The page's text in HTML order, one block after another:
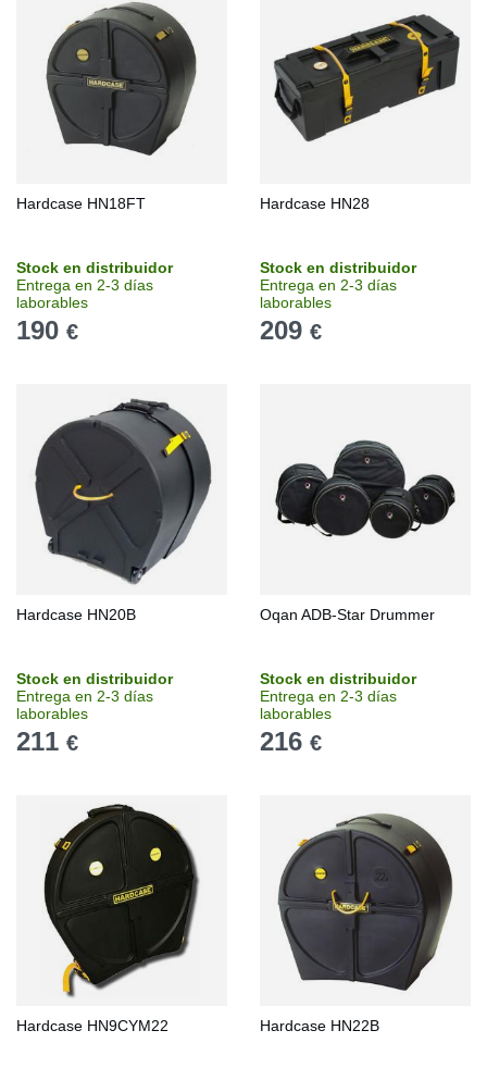
Hardcase HN18FT
Stock en distribuidor
Entrega en 2-3 días
laborables
190 €
Hardcase HN28
Stock en distribuidor
Entrega en 2-3 días
laborables
209 €
Hardcase HN20B
Stock en distribuidor
Entrega en 2-3 días
laborables
211 €
Oqan ADB-Star Drummer
Stock en distribuidor
Entrega en 2-3 días
laborables
216 €
Hardcase HN9CYM22 Hardcase HN22B